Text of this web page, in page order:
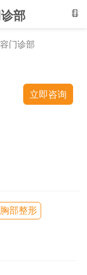
部
门诊部
立即咨询
胸部整形